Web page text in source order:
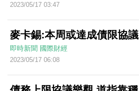
2023/05/17 03:47
麥卡錫:本周或達成債限協議
即時新聞 國際財經
2023/05/17 06:08